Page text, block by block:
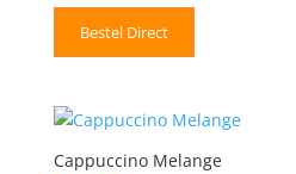
Bestel Direct
Cappuccino Melange